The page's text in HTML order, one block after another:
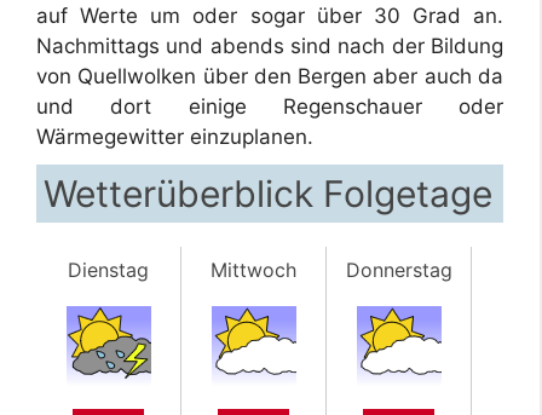
auf Werte um oder sogar über 30 Grad an.
Nachmittags und abends sind nach der Bildung
von Quellwolken über den Bergen aber auch da
und dort einige Regenschauer oder
Wärmegewitter einzuplanen.
Wetterüberblick Folgetage
Dienstag Mittwoch Donnerstag